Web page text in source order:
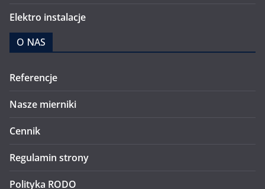
Elektro instalacje
O NAS
Referencje
Nasze mierniki
Cennik
Regulamin strony
Polityka RODO